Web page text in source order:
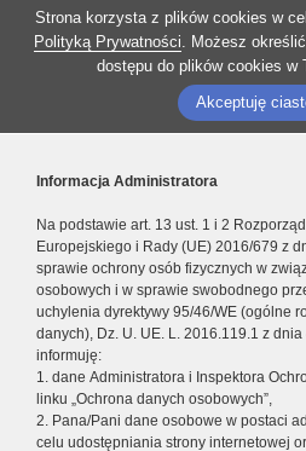
Strona korzysta z plików cookies w
Polityką Prywatności. Możesz
dostępu do plików cookies w
Akceptuję
Informacja Administratora
Na podstawie art. 13 ust. 1 i 2
Europejskiego i Rady (UE) 2016/679 z
sprawie ochrony osób fizycznych w
osobowych i w sprawie swobodnego
uchylenia dyrektywy 95/46/WE (ogólne
danych), Dz. U. UE. L. 2016.119.1 z
informuję:
1. dane Administratora i Inspektora
linku „Ochrona danych osobowych”,
2. Pana/Pani dane osobowe w postaci
celu udostępniania strony internetowej